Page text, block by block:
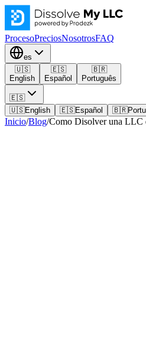
ProcesoPreciosNosotrosFAQ
es
🇺🇸
English
🇪🇸
Español
🇧🇷
Português
🇪🇸
🇺🇸English 🇪🇸Español 🇧🇷
Inicio/Blog/Como Disolver una LLC